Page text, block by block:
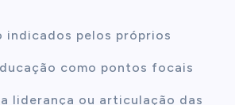
indicados pelos próprios
como pontos focais
liderança ou articulação das